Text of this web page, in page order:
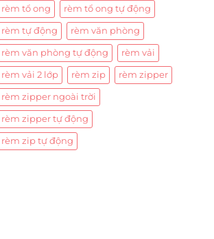
rèm tổ ong rèm tổ ong tự động
rèm tự động rèm văn phòng
rèm văn phòng tự động rèm vải
rèm vải 2 lớp rèm zip rèm zipper
rèm zipper ngoài trời
rèm zipper tự động
rèm zip tự động